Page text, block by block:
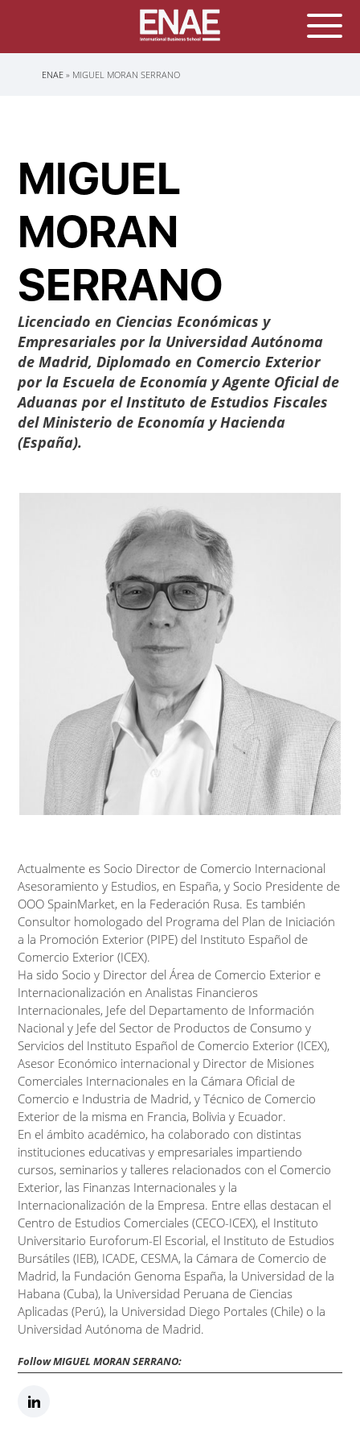
Sobrescribir
ENAE MIGUEL MORAN SERRANO
MIGUEL
MORAN
SERRANO
Licenciado en Ciencias Económicas y
Empresariales por la Universidad Autónoma
de Madrid, Diplomado en Comercio Exterior
por la Escuela de Economía y Agente Oficial de
Aduanas por el Instituto de Estudios Fiscales
del Ministerio de Economía y Hacienda
(España).
Actualmente es Socio Director de Comercio Internacional
Asesoramiento y Estudios, en España, y Socio Presidente de
OOO SpainMarket, en la Federación Rusa. Es también
Consultor homologado del Programa del Plan de Iniciación
a la Promoción Exterior (PIPE) del Instituto Español de
Comercio Exterior (ICEX).
Ha sido Socio y Director del Área de Comercio Exterior e
Internacionalización en Analistas Financieros
Internacionales, Jefe del Departamento de Información
Nacional y Jefe del Sector de Productos de Consumo y
Servicios del Instituto Español de Comercio Exterior (ICEX),
Asesor Económico internacional y Director de Misiones
Comerciales Internacionales en la Cámara Oficial de
Comercio e Industria de Madrid, y Técnico de Comercio
Exterior de la misma en Francia, Bolivia y Ecuador.
En el ámbito académico, ha colaborado con distintas
instituciones educativas y empresariales impartiendo
cursos, seminarios y talleres relacionados con el Comercio
Exterior, las Finanzas Internacionales y la
Internacionalización de la Empresa. Entre ellas destacan el
Centro de Estudios Comerciales (CECO-ICEX), el Instituto
Universitario Euroforum-El Escorial, el Instituto de Estudios
Bursátiles (IEB), ICADE, CESMA, la Cámara de Comercio de
Madrid, la Fundación Genoma España, la Universidad de la
Habana (Cuba), la Universidad Peruana de Ciencias
Aplicadas (Perú), la Universidad Diego Portales (Chile) o la
Universidad Autónoma de Madrid.
Follow MIGUEL MORAN SERRANO: